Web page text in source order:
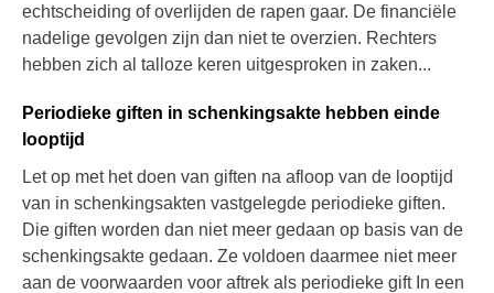
echtscheiding of overlijden de rapen gaar. De financiële
nadelige gevolgen zijn dan niet te overzien. Rechters
hebben zich al talloze keren uitgesproken in zaken...
Periodieke giften in schenkingsakte hebben einde
looptijd
Let op met het doen van giften na afloop van de looptijd
van in schenkingsakten vastgelegde periodieke giften.
Die giften worden dan niet meer gedaan op basis van de
schenkingsakte gedaan. Ze voldoen daarmee niet meer
aan de voorwaarden voor aftrek als periodieke gift In een